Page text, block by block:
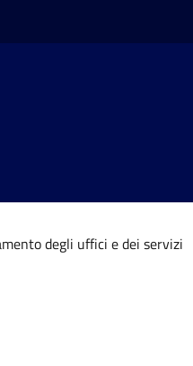
degli uffici e dei servizi